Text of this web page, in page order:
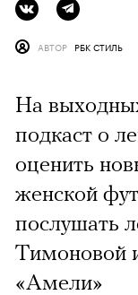
АВТОР РБК СТИЛЬ
На
подкаст о
оценить
женской
послушать
Тимоновой
«Амели»